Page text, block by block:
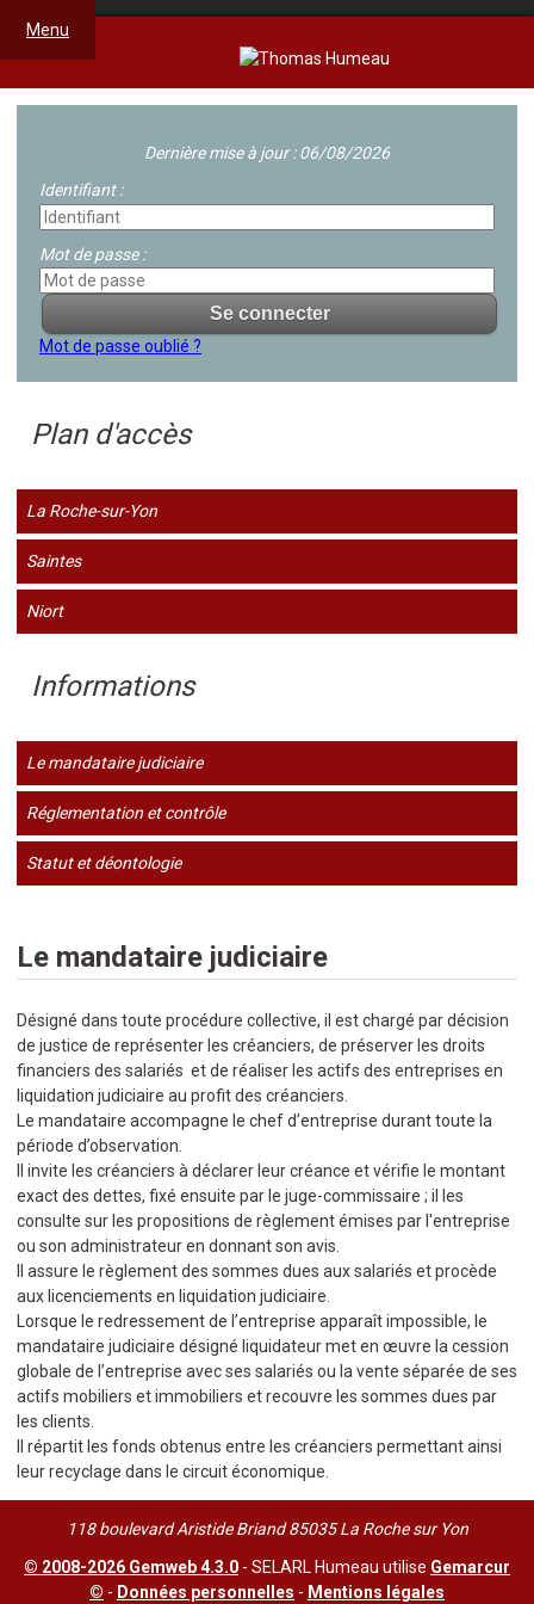
Menu
Dernière mise à jour : 06/08/2026
Identifiant :
Mot de passe :
Mot de passe oublié ?
Plan d'accès
La Roche-sur-Yon
Saintes
Niort
Informations
Le mandataire judiciaire
Réglementation et contrôle
Statut et déontologie
Le mandataire judiciaire
Désigné dans toute procédure collective, il est chargé par décision
de justice de représenter les créanciers, de préserver les droits
financiers des salariés et de réaliser les actifs des entreprises en
liquidation judiciaire au profit des créanciers.
Le mandataire accompagne le chef d’entreprise durant toute la
période d’observation.
Il invite les créanciers à déclarer leur créance et vérifie le montant
exact des dettes, fixé ensuite par le juge-commissaire ; il les
consulte sur les propositions de règlement émises par l'entreprise
ou son administrateur en donnant son avis.
Il assure le règlement des sommes dues aux salariés et procède
aux licenciements en liquidation judiciaire.
Lorsque le redressement de l’entreprise apparaît impossible, le
mandataire judiciaire désigné liquidateur met en œuvre la cession
globale de l’entreprise avec ses salariés ou la vente séparée de ses
actifs mobiliers et immobiliers et recouvre les sommes dues par
les clients.
Il répartit les fonds obtenus entre les créanciers permettant ainsi
leur recyclage dans le circuit économique.
118 boulevard Aristide Briand 85035 La Roche sur Yon
© 2008-2026 Gemweb 4.3.0 - SELARL Humeau utilise Gemarcur
© - Données personnelles - Mentions légales